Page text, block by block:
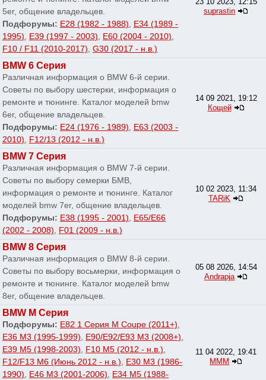
5er, общение владельцев.
Подфорумы: E28 (1982 - 1988), E34 (1989 -
1995), E39 (1997 - 2003), E60 (2004 - 2010),
F10 / F11 (2010-2017), G30 (2017 - н.в.)
suprastin
BMW 6 Серия
Различная информация о BMW 6-й серии.
Советы по выбору шестерки, информация о
ремонте и тюнинге. Каталог моделей bmw
6er, общение владельцев.
Подфорумы: E24 (1976 - 1989), E63 (2003 -
2010), F12/13 (2012 - н.в.)
14 09 2021, 19:12
Кощей
BMW 7 Серия
Различная информация о BMW 7-й серии.
Советы по выбору семерки БМВ,
информация о ремонте и тюнинге. Каталог
моделей bmw 7er, общение владельцев.
Подфорумы: E38 (1995 - 2001), E65/E66
(2002 - 2008), F01 (2009 - н.в.)
10 02 2023, 11:34
TARiK
BMW 8 Серия
Различная информация о BMW 8-й серии.
Советы по выбору восьмерки, информация о
ремонте и тюнинге. Каталог моделей bmw
8er, общение владельцев.
05 08 2026, 14:54
Andrapja
BMW M Серия
Подфорумы: E82 1 Серия M Coupe (2011+),
E36 M3 (1995-1999), E90/E92/E93 M3 (2008+),
E39 M5 (1998-2003), F10 M5 (2012 - н.в.),
F12/F13 M6 (Июнь 2012 - н.в.), E30 M3 (1986-
1990), E46 M3 (2001-2006), E34 M5 (1988-
11 04 2022, 19:41
МММ